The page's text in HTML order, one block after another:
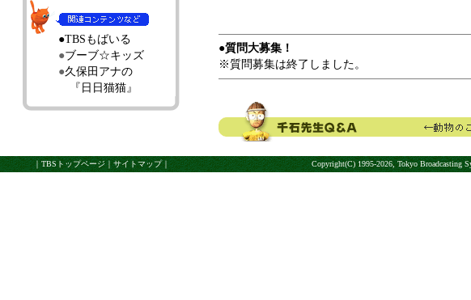
●TBSもばいる
●ブーブ☆キッズ
●久保田アナの
『日日猫猫』
●質問大募集！
※質問募集は終了しました。
｜TBSトップページ ｜サイトマップ｜ Copyright(C)1995-2026, Tokyo Broadcasting